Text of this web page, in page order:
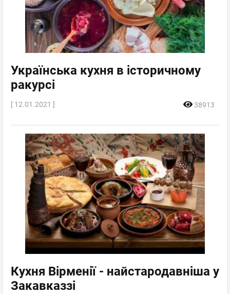
Українська кухня в історичному
ракурсі
[ 12.01.2021 ] 38913
Кухня Вірменії - найстародавніша у
Закавказзі